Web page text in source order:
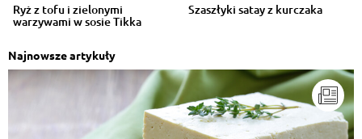
Ryż z tofu i zielonymi
warzywami w sosie Tikka
Masala
Szaszłyki satay z kurczaka
Najnowsze artykuły